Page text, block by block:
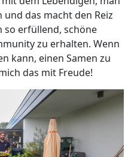
das macht den Reiz
so erfüllend, schöne
zu erhalten. Wenn
kann, einen Samen zu
das mit Freude!